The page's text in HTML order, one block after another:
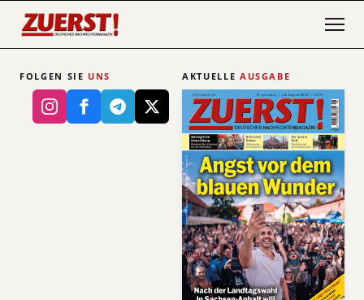
FOLGEN SIE UNS AKTUELLE AUSGABE